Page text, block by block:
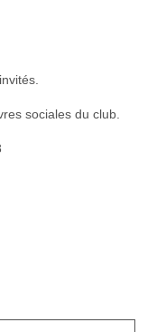
sociales du club.